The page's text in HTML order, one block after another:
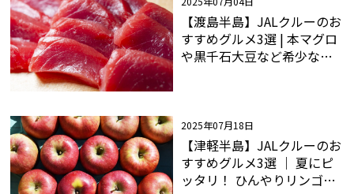
【渡島半島】JALクルーのお
すすめグルメ3選 | 本マグロ
や黒千石大豆など希少な食
2025年07月18日
【津軽半島】JALクルーのお
すすめグルメ3選 ｜ 夏にピ
ッタリ！ ひんやりリンゴジ